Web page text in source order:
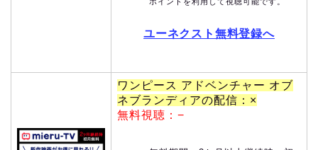
ユーネクスト無料登録へ
ワンピース アドベンチャー オブ
ネブランディアの配信：×
無料視聴：−